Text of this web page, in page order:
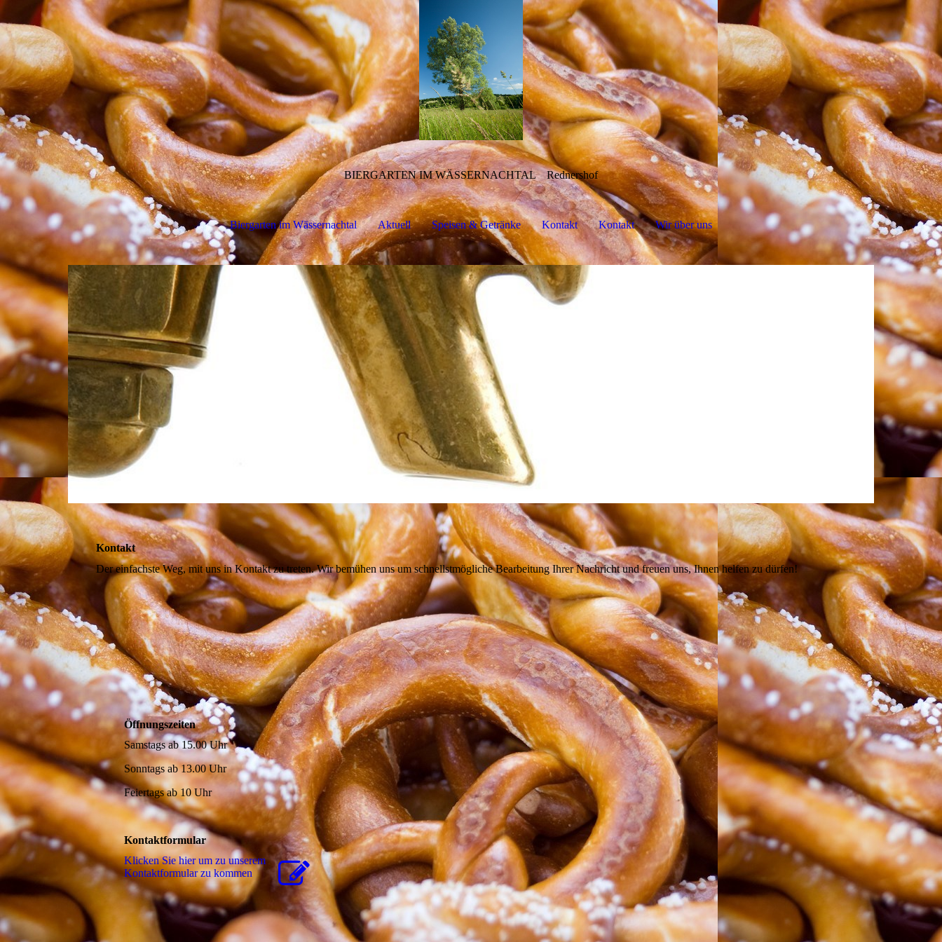
BIERGARTEN IM WÄSSERNACHTAL Rednershof
Biergarten im Wässernachtal Aktuell Speisen & Getränke Kontakt Kontakt Wir über uns
Kontakt
Der einfachste Weg, mit uns in Kontakt zu treten. Wir bemühen uns um schnellstmögliche Bearbeitung Ihrer Nachricht und freuen uns, Ihnen helfen zu dürfen!
Öffnungszeiten
Samstags ab 15.00 Uhr
Sonntags ab 13.00 Uhr
Feiertags ab 10 Uhr
Kontaktformular
Klicken Sie hier um zu unserem
Kon­takt­for­mu­lar zu kommen